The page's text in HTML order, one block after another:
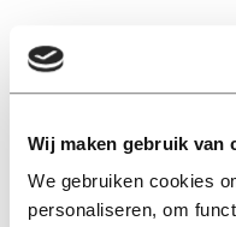
Wij maken gebruik van
We gebruiken cookies
personaliseren, om
hersenletsel